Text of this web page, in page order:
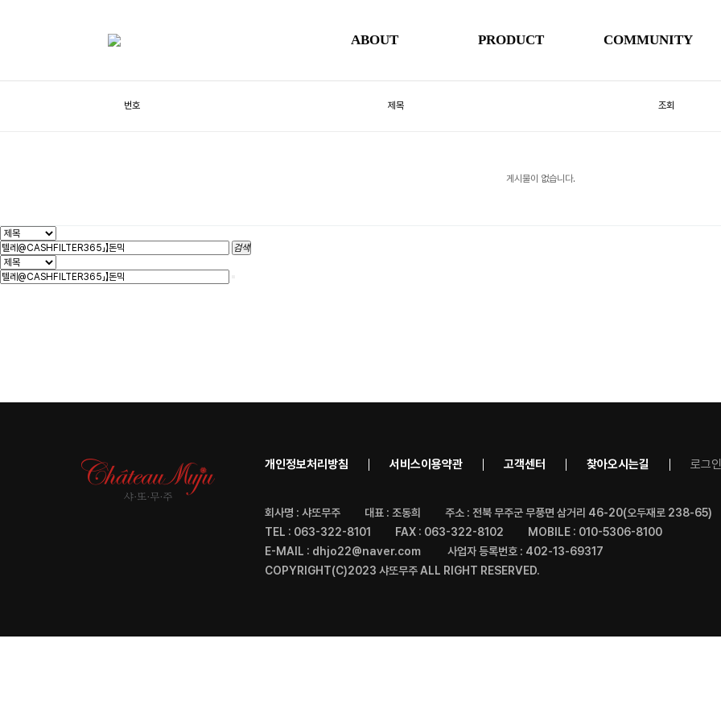
ABOUT PRODUCT COMMUNITY
번호 제목 조회
게시물이 없습니다.
검색
개인정보처리방침 서비스이용약관 고객센터 찾아오시는길 로그
회사명 : 샤또무주 대표 : 조동희
주소 : 전북 무주군 무풍면 삼거리 46-20(오두재로 238-65)
TEL : 063-322-8101
FAX : 063-322-8102
MOBILE : 010-5306-8100
E-MAIL : dhjo22@naver.com
사업자 등록번호 : 402-13-69317
COPYRIGHT(C)2023 샤또무주 ALL RIGHT RESERVED.